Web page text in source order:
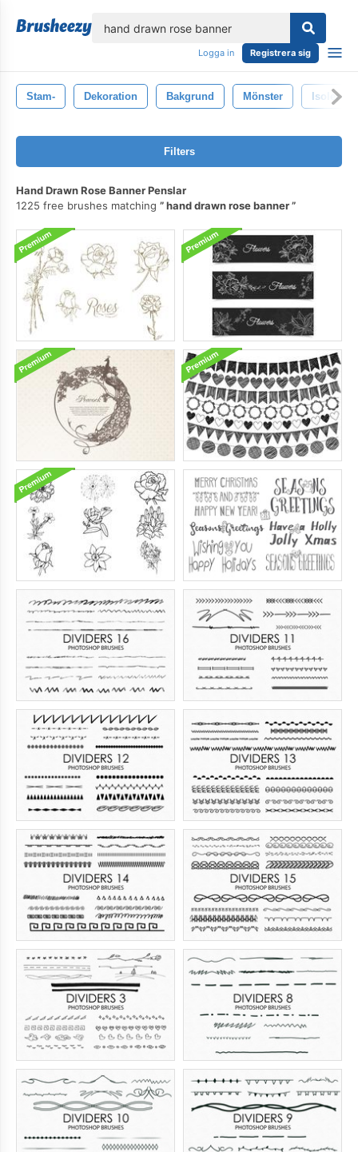
Logga in Registrera sig
Stam- Dekoration Bakgrund Mönster Isolerat
Filters
Hand Drawn Rose Banner Penslar
1225 free brushes matching
hand drawn rose banner